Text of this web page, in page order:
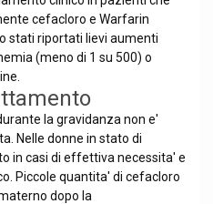
cefacloro e Warfarin
stati riportati lievi aumenti
(meno di 1 su 500) o
la gravidanza non e'
Nelle donne in stato di
in casi di effettiva necessita' e
Piccole quantita' di cefacloro
dopo la